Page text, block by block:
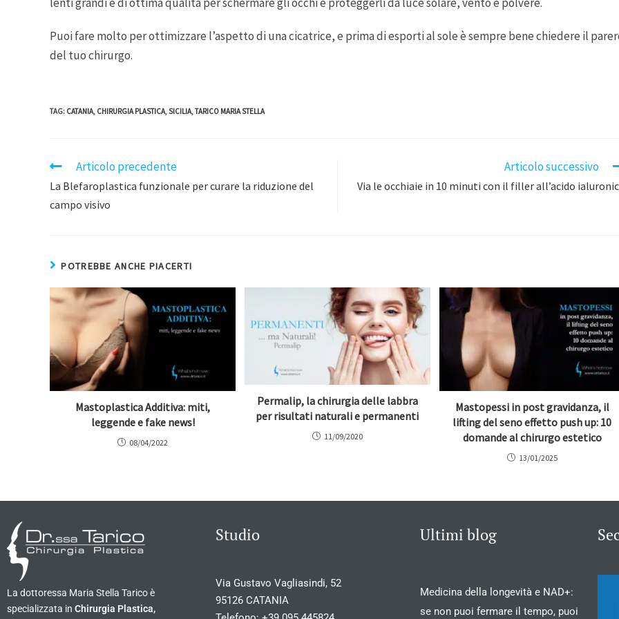
Puoi fare molto per ottimizzare l’aspetto di una cicatrice, e prima di esporti al sole è sempre bene chiedere il
del tuo chirurgo.
TAG: CATANIA, CHIRURGIA PLASTICA, SICILIA, TARICO MARIA STELLA
Articolo precedente
La Blefaroplastica funzionale per curare la riduzione del
campo visivo
Articolo successivo
Via le occhiaie in 10 minuti con il filler all’acido
POTREBBE ANCHE PIACERTI
Mastoplastica Additiva: miti,
leggende e fake news!
08/04/2022
Permalip, la chirurgia delle labbra
per risultati naturali e permanenti
11/09/2020
Mastopessi in post gravidanza, il
lifting del seno effetto push up: 10
domande al chirurgo estetico
13/01/2025
La dottoressa Maria Stella Tarico è
specializzata in Chirurgia Plastica,
Studio
Via Gustavo Vagliasindi, 52
95126 CATANIA
Ultimi blog
Medicina della longevità e NAD+:
se non puoi fermare il tempo, puoi